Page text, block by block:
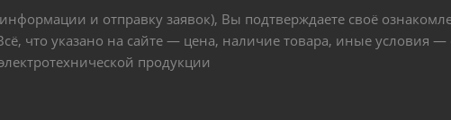
и отправку заявок), Вы подтверждаете своё
что указано на сайте — цена, наличие товара, иные условия
продукции